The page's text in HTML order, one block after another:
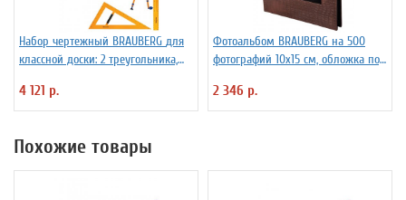
Набор чертежный BRAUBERG для
классной доски: 2 треугольника,
100 см
4 121 р.
Фотоальбом BRAUBERG на 500
фотографий 10х15 см, обложка под
рамка для фотографий
2 346 р.
Похожие товары